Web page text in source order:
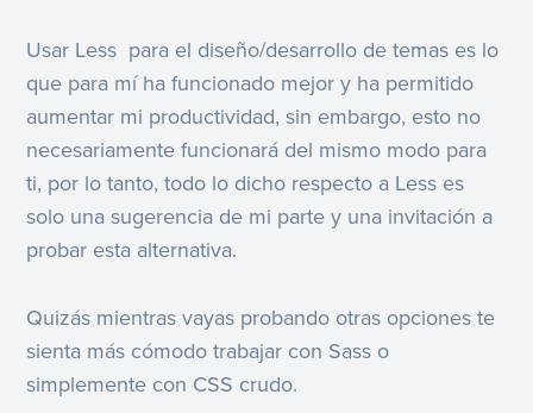
Usar Less para el diseño/desarrollo de temas es lo
que para mí ha funcionado mejor y ha permitido
aumentar mi productividad, sin embargo, esto no
necesariamente funcionará del mismo modo para
ti, por lo tanto, todo lo dicho respecto a Less es
solo una sugerencia de mi parte y una invitación a
probar esta alternativa.
Quizás mientras vayas probando otras opciones te
sienta más cómodo trabajar con Sass o
simplemente con CSS crudo.